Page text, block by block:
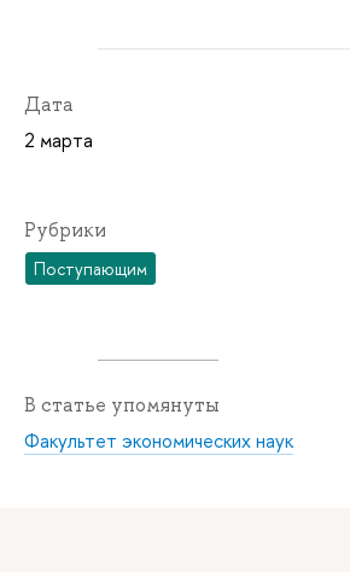
Дата
2 марта
Рубрики
Поступающим
В статье упомянуты
Факультет экономических наук